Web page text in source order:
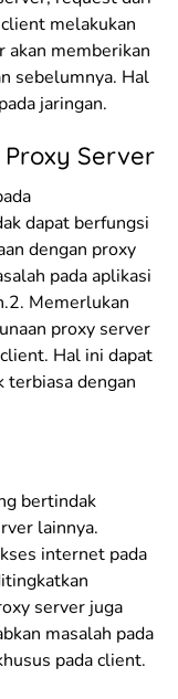
melakukan
akan memberikan
sebelumnya. Hal
jaringan.
Server
dapat berfungsi
dengan proxy
pada aplikasi
Memerlukan
proxy server
Hal ini dapat
terbiasa dengan
bertindak
lainnya.
internet pada
server juga
masalah pada
pada client.